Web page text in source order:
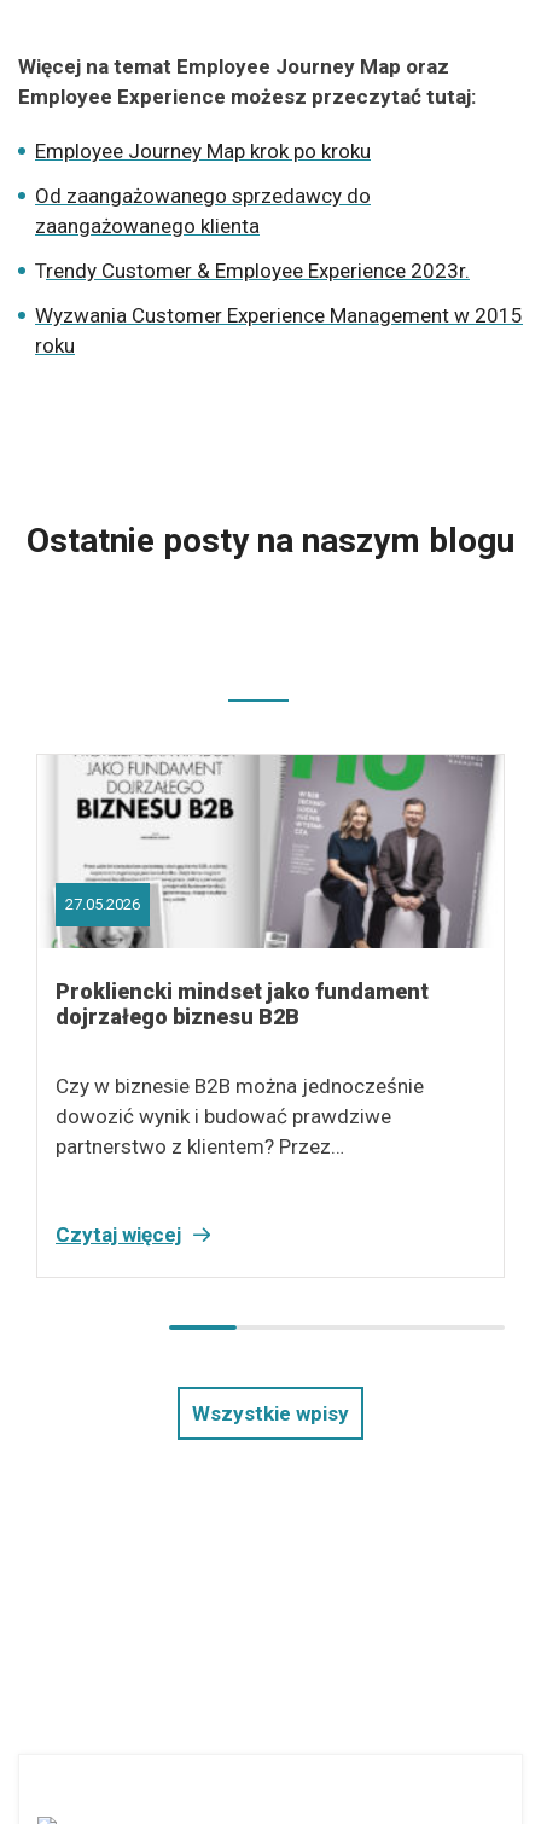
Więcej na temat Employee Journey Map oraz
Employee Experience możesz przeczytać tutaj:
Employee Journey Map krok po kroku
Od zaangażowanego sprzedawcy do
zaangażowanego klienta
Trendy Customer & Employee Experience 2023r.
Wyzwania Customer Experience Management w 2015
roku
Ostatnie posty na naszym blogu
27.05.2026
Prokliencki mindset jako fundament
dojrzałego biznesu B2B
Czy w biznesie B2B można jednocześnie
dowozić wynik i budować prawdziwe
partnerstwo z klientem? Przez…
Czytaj więcej
Wszystkie wpisy